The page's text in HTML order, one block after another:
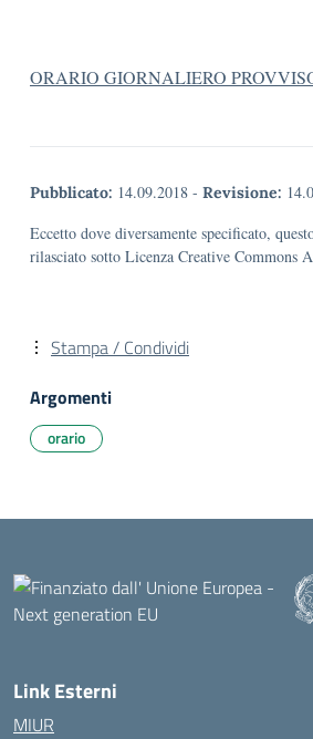
ORARIO GIORNALIERO
Pubblicato: 14.09.2018 - Revisione:
Eccetto dove diversamente specificato,
rilasciato sotto Licenza Creative Commons
Stampa / Condividi
Argomenti
orario
Link Esterni
MIUR